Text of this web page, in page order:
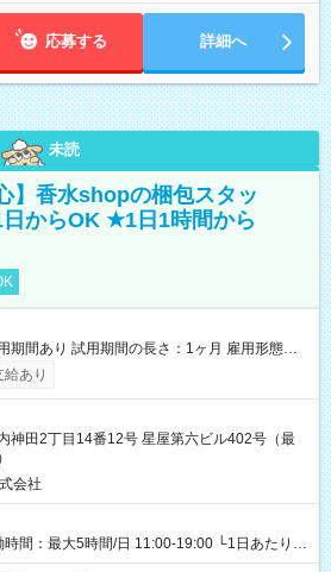
応募する 詳細へ
未読
】香水shopの梱包スタッ
からOK ★1日1時間から
期間あり 試用期間の長さ：1ヶ月 雇用形態、
同じです。
あり
神田2丁目14番12号 星屋第六ビル402号（最
会社
時間：最大5時間/日 11:00-19:00 └1日あたりの
└上記の時間帯内であれば、いつでも勤務可